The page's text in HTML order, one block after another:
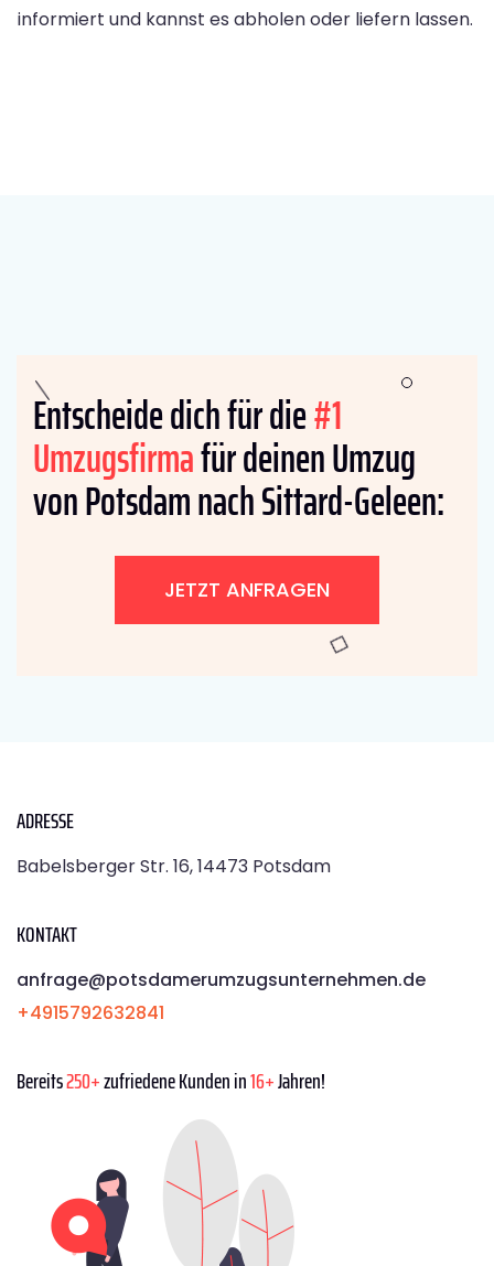
informiert und kannst es abholen oder liefern lassen.
Entscheide dich für die#1
Umzugsfirmafür deinen Umzug
von Potsdam nach Sittard-Geleen:
JETZT ANFRAGEN
ADRESSE
Babelsberger Str. 16, 14473 Potsdam
KONTAKT
anfrage@potsdamerumzugsunternehmen.de
+4915792632841
Bereits250+zufriedene Kunden in16+Jahren!